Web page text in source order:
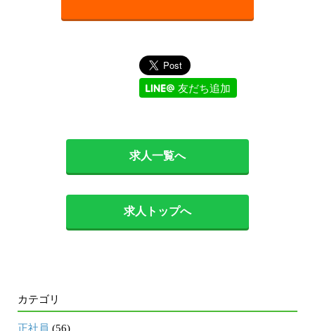
友だち追加
求人一覧へ
求人トップへ
カテゴリ
正社員 (56)